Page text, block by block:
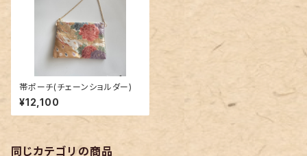
帯ポーチ(チェーンショルダー)
¥12,100
同じカテゴリの商品